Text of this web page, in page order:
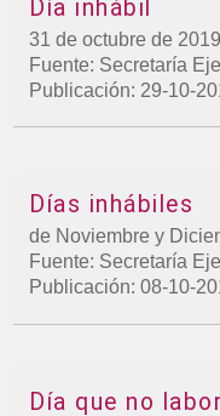
Día inhábil
31 de octubre de 2019
Fuente: Secretaría
Publicación: 29-10-
Días inhábiles
de Noviembre y
Fuente: Secretaría
Publicación: 08-10-
Día que no